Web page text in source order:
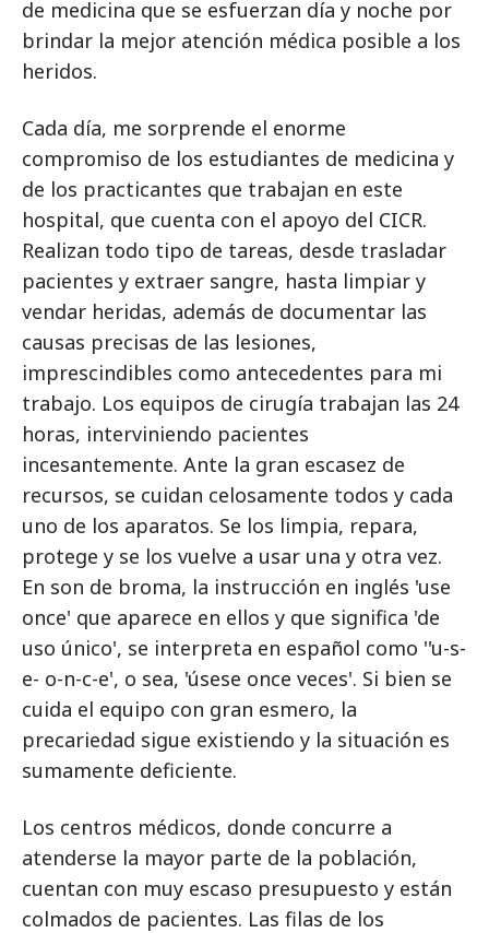
de medicina que se esfuerzan día y noche por
brindar la mejor atención médica posible a los
heridos.
Cada día, me sorprende el enorme
compromiso de los estudiantes de medicina y
de los practicantes que trabajan en este
hospital, que cuenta con el apoyo del CICR.
Realizan todo tipo de tareas, desde trasladar
pacientes y extraer sangre, hasta limpiar y
vendar heridas, además de documentar las
causas precisas de las lesiones,
imprescindibles como antecedentes para mi
trabajo. Los equipos de cirugía trabajan las 24
horas, interviniendo pacientes
incesantemente. Ante la gran escasez de
recursos, se cuidan celosamente todos y cada
uno de los aparatos. Se los limpia, repara,
protege y se los vuelve a usar una y otra vez.
En son de broma, la instrucción en inglés 'use
once' que aparece en ellos y que significa 'de
uso único', se interpreta en español como ''u-s-
e- o-n-c-e', o sea, 'úsese once veces'. Si bien se
cuida el equipo con gran esmero, la
precariedad sigue existiendo y la situación es
sumamente deficiente.
Los centros médicos, donde concurre a
atenderse la mayor parte de la población,
cuentan con muy escaso presupuesto y están
colmados de pacientes. Las filas de los